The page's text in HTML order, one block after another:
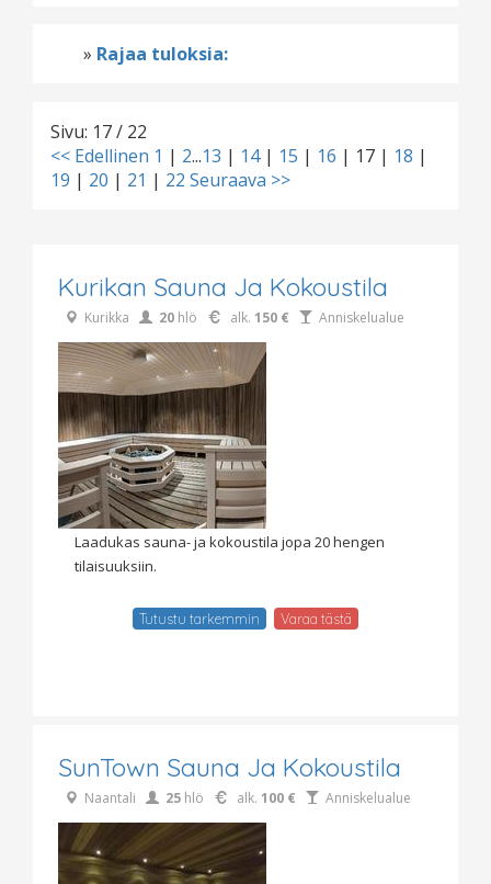
» Rajaa tuloksia:
Sivu: 17 / 22
<< Edellinen 1 | 2...13 | 14| 15 | 16 | 17 | 18 |
19 | 20 | 21 | 22 Seuraava >>
Kurikan Sauna Ja Kokoustila
Kurikka 20 hlö alk. 150 € Anniskelualue
Laadukas sauna- ja kokoustila jopa 20 hengen
tilaisuuksiin.
Tutustu tarkemmin Varaa tästä
SunTown Sauna Ja Kokoustila
Naantali 25 hlö alk. 100 € Anniskelualue